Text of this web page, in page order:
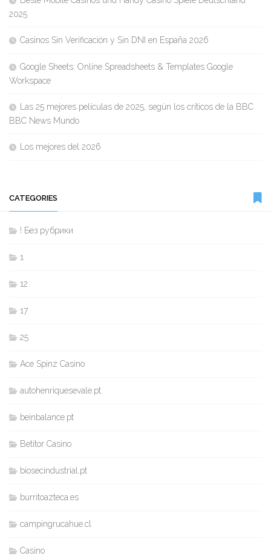
2025
Casinos Sin Verificación y Sin DNI en España 2026
Google Sheets: Online Spreadsheets & Templates Google
Workspace
Las 25 mejores películas de 2025, según los críticos de la BBC
BBC News Mundo
Los mejores del 2026
CATEGORIES
! Без рубрики
1
12
17
25
Ace Spinz Casino
autohenriquesevale.pt
beinbalance.pt
Betitor Casino
biosecindustrial.pt
burritoazteca.es
campingrucahue.cl
Casino